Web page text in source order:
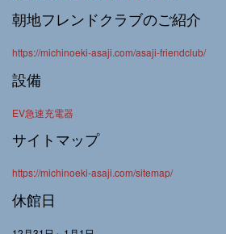
朝地フレンドクラブのご紹介
https://michinoeki-asaji.com/asaji-friendclub/
設備
EV急速充電器
サイトマップ
https://michinoeki-asaji.com/sitemap/
休館日